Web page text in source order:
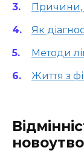
Причини,
Як
Методи
Життя з